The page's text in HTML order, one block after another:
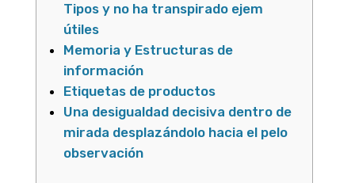
Tipos y no ha transpirado ejem
útiles
Memoria y Estructuras de
información
Etiquetas de productos
Una desigualdad decisiva dentro de
mirada desplazándolo hacia el pelo
observación